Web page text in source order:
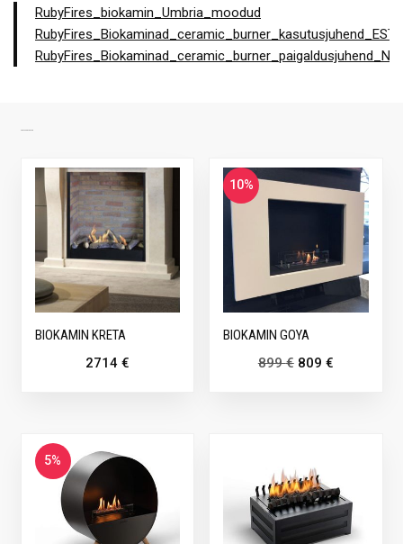
RubyFires_biokamin_Umbria_moodud
RubyFires_Biokaminad_ceramic_burner_kasutusjuhend_EST
BIOKAMIN KRETA
2714 €
10%
BIOKAMIN GOYA
899€ 809 €
5%